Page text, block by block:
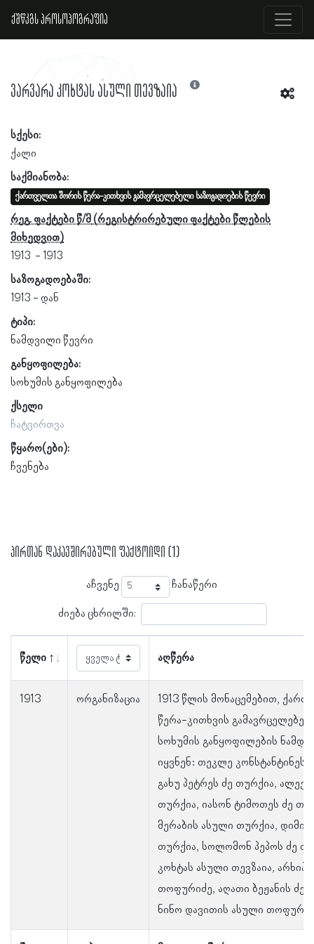
ქშწკგს პროსოპოგრაფია
ვარვარა კოხტას ასული თევზაია
სქესი:
ქალი
საქმიანობა:
ქართველთა შორის წერა-კითხვის გამავრცელებელი საზოგადოების წევრი
რეგ. ფაქტები წ/მ
1913
1913
საზოგადოებაში:
1913
ტიპი:
ნამდვილი წევრი
განყოფილება:
სოხუმის განყოფილება
ქსელი
ჩატვირთვა
წყარო(ები):
ჩვენება
პირთან დაკავშირებული ფაქტოიდი (1)
აჩვენე ჩანაწერი
ძიება ცხრილში:
წელი აღწერა
1913 ორგანიზაცია
1913 წლის მონაცემებით,
წერა-კითხვის
სოხუმის განყოფილების
იყვნენ: თეკლე კონსტანტინეს
გახუ პეტრეს ძე თურქია,
თურქია, იასონ ტიმოთეს ძე
მერაბის ასული თურქია,
თურქია, სოლომონ პეპოს ძე
კოხტას ასული თევზაია,
თოფურიძე, აღათი ბეჟანის ძე
ნინო დავითის ასული